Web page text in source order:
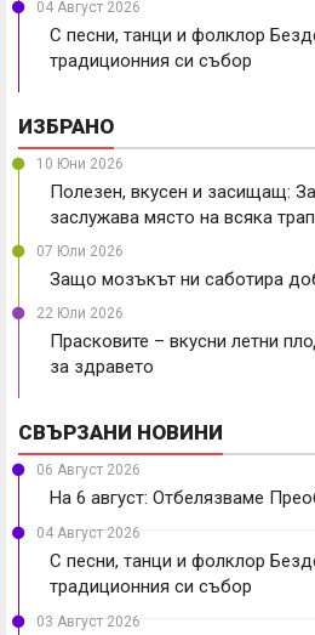
04 Август 2026
С песни, танци и фолклор
традиционния си събор
ИЗБРАНО
10 Юни 2026
Полезен, вкусен и засищащ:
заслужава място на всяка
07 Юли 2026
Защо мозъкът ни саботира
22 Юли 2026
Прасковите – вкусни летни
за здравето
СВЪРЗАНИ НОВИНИ
06 Август 2026
На 6 август: Отбелязваме
04 Август 2026
С песни, танци и фолклор
традиционния си събор
03 Август 2026